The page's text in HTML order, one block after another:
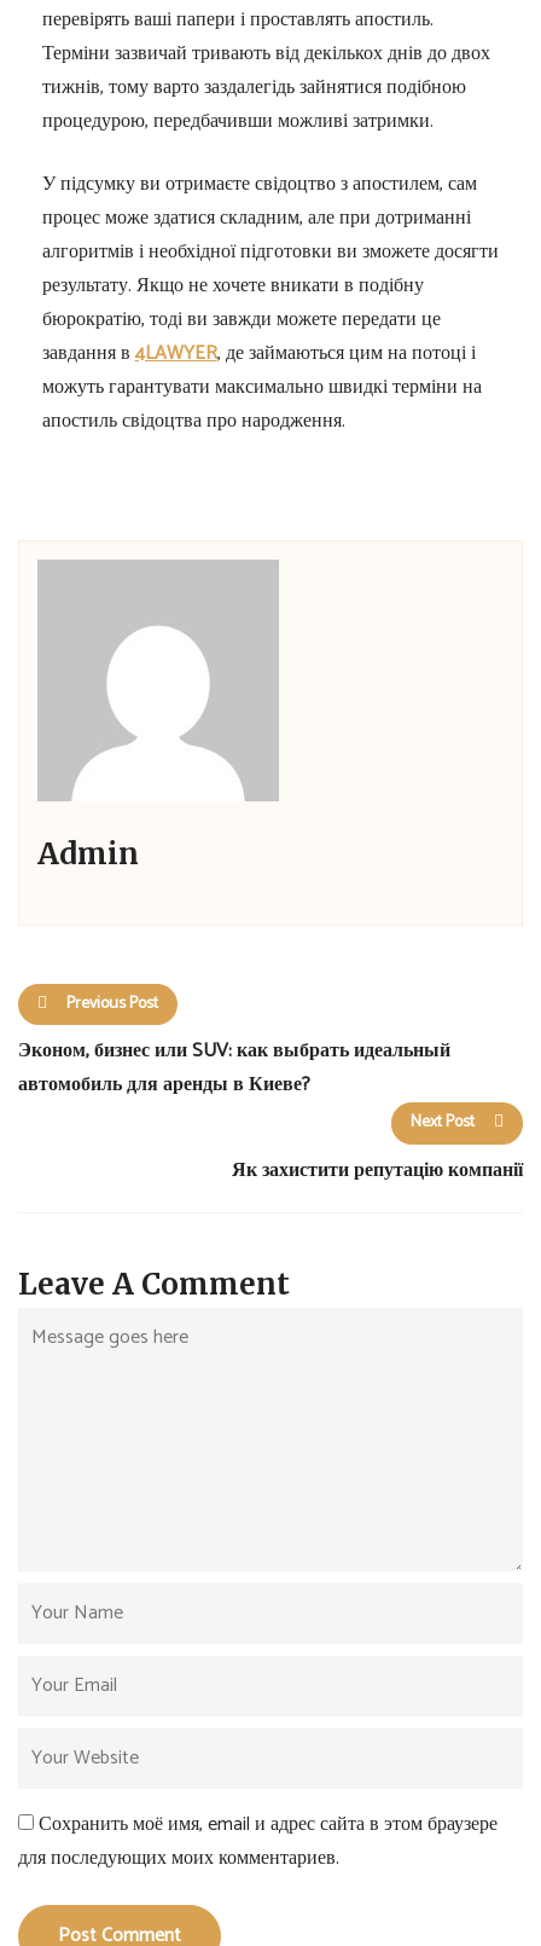
перевірять ваші папери і проставлять апостиль.
Терміни зазвичай тривають від декількох днів до двох
тижнів, тому варто заздалегідь зайнятися подібною
процедурою, передбачивши можливі затримки.
У підсумку ви отримаєте свідоцтво з апостилем, сам
процес може здатися складним, але при дотриманні
алгоритмів і необхідної підготовки ви зможете досягти
результату. Якщо не хочете вникати в подібну
бюрократію, тоді ви завжди можете передати це
завдання в4LAWYER, де займаються цим на потоці і
можуть гарантувати максимально швидкі терміни на
апостиль свідоцтва про народження.
Admin
Previous Post
Эконом, бизнес или SUV: как выбрать идеальный
автомобиль для аренды в Киеве?
Next Post
Як захистити репутацію компанії
Leave A Comment
Сохранить моё имя, email и адрес сайта в этом браузере
для последующих моих комментариев.
Post Comment